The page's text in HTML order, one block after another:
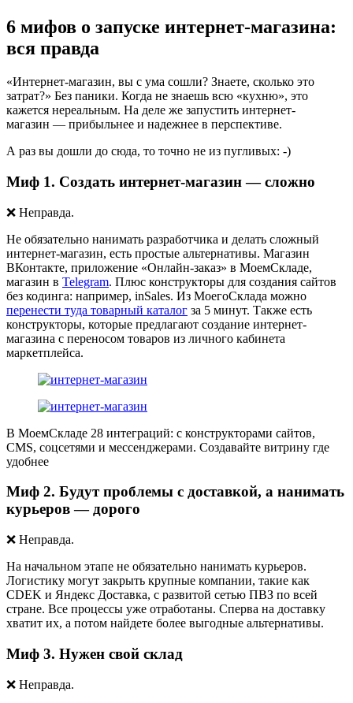
6 мифов о запуске интернет-магазина:
вся правда
«Интернет-магазин, вы с ума сошли? Знаете, сколько это
затрат?» Без паники. Когда не знаешь всю «кухню», это
кажется нереальным. На деле же запустить интернет-
магазин — прибыльнее и надежнее в перспективе.
А раз вы дошли до сюда, то точно не из пугливых: -)
Миф 1. Создать интернет-магазин — сложно
❌ Неправда.
Не обязательно нанимать разработчика и делать сложный
интернет-магазин, есть простые альтернативы. Магазин
ВКонтакте, приложение «Онлайн-заказ» в МоемСкладе,
магазин в Telegram. Плюс конструкторы для создания сайтов
без кодинга: например, inSales. Из МоегоСклада можно
перенести туда товарный каталог за 5 минут. Также есть
конструкторы, которые предлагают создание интернет-
магазина с переносом товаров из личного кабинета
маркетплейса.
В МоемСкладе 28 интеграций: с конструкторами сайтов,
CMS, соцсетями и мессенджерами. Создавайте витрину где
удобнее
Миф 2. Будут проблемы с доставкой, а нанимать
курьеров — дорого
❌ Неправда.
На начальном этапе не обязательно нанимать курьеров.
Логистику могут закрыть крупные компании, такие как
CDEK и Яндекс Доставка, с развитой сетью ПВЗ по всей
стране. Все процессы уже отработаны. Сперва на доставку
хватит их, а потом найдете более выгодные альтернативы.
Миф 3. Нужен свой склад
❌ Неправда.